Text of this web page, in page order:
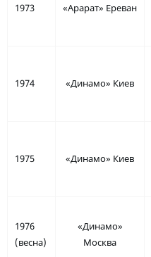
1973 «Арарат» Ереван
1974 «Динамо» Киев
1975 «Динамо» Киев
1976
(весна)
«Динамо»
Москва